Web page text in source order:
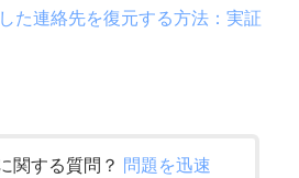
た連絡先を復元する方法：実証
関する質問？ 問題を迅速